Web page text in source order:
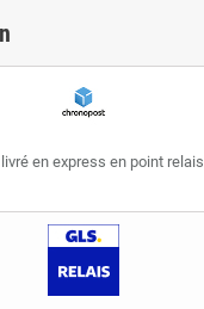
en express en point relais